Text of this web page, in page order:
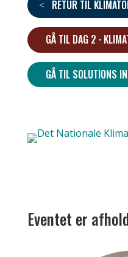
RETUR TIL
GÅ TIL DAG 2 ·
GÅ TIL SOLUTIONS
Eventet er